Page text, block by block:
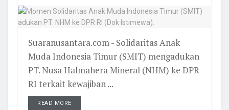
Suaranusantara.com - Solidaritas Anak
Muda Indonesia Timur (SMIT) mengadukan
PT. Nusa Halmahera Mineral (NHM) ke DPR
RI terkait kewajiban ...
READ MORE